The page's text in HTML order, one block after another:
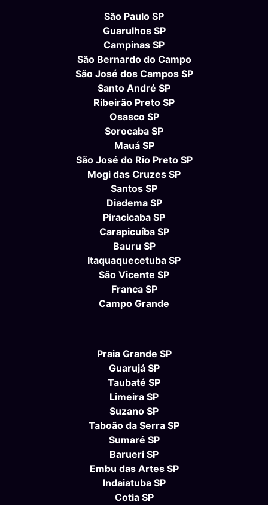
São Paulo SP
Guarulhos SP
Campinas SP
São Bernardo do Campo
São José dos Campos SP
Santo André SP
Ribeirão Preto SP
Osasco SP
Sorocaba SP
Mauá SP
São José do Rio Preto SP
Mogi das Cruzes SP
Santos SP
Diadema SP
Piracicaba SP
Carapicuíba SP
Bauru SP
Itaquaquecetuba SP
São Vicente SP
Franca SP
Campo Grande
Praia Grande SP
Guarujá SP
Taubaté SP
Limeira SP
Suzano SP
Taboão da Serra SP
Sumaré SP
Barueri SP
Embu das Artes SP
Indaiatuba SP
Cotia SP